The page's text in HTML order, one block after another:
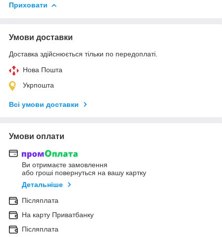
Приховати
Умови доставки
Доставка здійснюється тільки по передоплаті.
Нова Пошта
Укрпошта
Всі умови доставки
Умови оплати
Ви отримаєте замовлення
або гроші повернуться на вашу картку
Детальніше
Післяплата
На карту Приватбанку
Післяплата